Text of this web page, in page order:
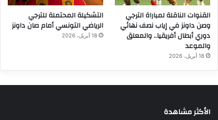
القنوات الناقلة لمباراة الترجي
وصن داونز في إياب نصف نهائي
دوري أبطال أفريقيا.. والمعلق
والموعد
18 أبريل، 2026
التشكيلة المحتملة للترجي
الرياضي التونسي أمام صان داونز
18 أبريل، 2026
الأكثر مشاهدة